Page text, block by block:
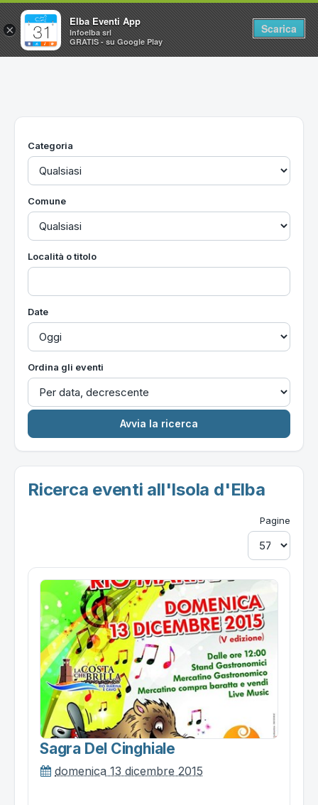
Home
Utilità
Categoria
Comune
Località o titolo
Date
Ordina gli eventi
Ricerca eventi all'Isola d'Elba
Pagine
Sagra Del Cinghiale
domenica 13 dicembre 2015
×
Elba Eventi App
Infoelba srl
GRATIS - su Google Play
Scarica